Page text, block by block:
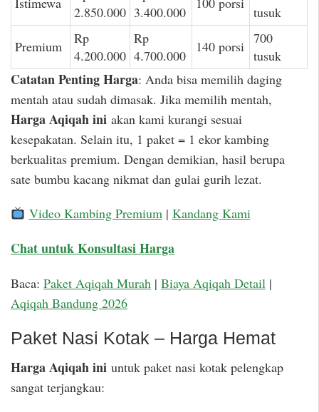
2.850.000 3.400.000
tusuk
Premium
Rp
4.200.000
Rp
4.700.000
140 porsi 700
tusuk
Catatan Penting Harga: Anda bisa memilih daging
mentah atau sudah dimasak. Jika memilih mentah,
Harga Aqiqah ini akan kami kurangi sesuai
kesepakatan. Selain itu, 1 paket = 1 ekor kambing
berkualitas premium. Dengan demikian, hasil berupa
sate bumbu kacang nikmat dan gulai gurih lezat.
Video Kambing Premium| Kandang Kami
Chat untuk Konsultasi Harga
Baca: Paket Aqiqah Murah | Biaya Aqiqah Detail |
Aqiqah Bandung 2026
Paket Nasi Kotak – Harga Hemat
Harga Aqiqah ini untuk paket nasi kotak pelengkap
sangat terjangkau: